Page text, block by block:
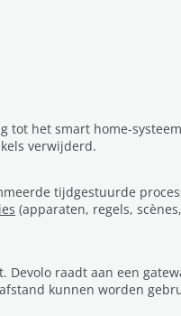
tot het smart home-
verwijderd.
tijdgestuurde
(apparaten, regels,
raadt aan een
kunnen worden